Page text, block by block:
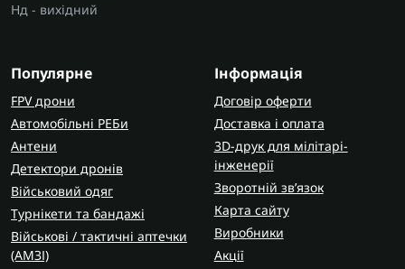
Нд - вихідний
Популярне
FPV дрони
Автомобільні РЕБи
Антени
Детектори дронів
Військовий одяг
Турнікети та бандажі
Військові / тактичні аптечки
(AMЗІ)
Інформація
Договір оферти
Доставка і оплата
3D-друк для мілітарі-
інженерії
Зворотній зв’язок
Карта сайту
Виробники
Акції